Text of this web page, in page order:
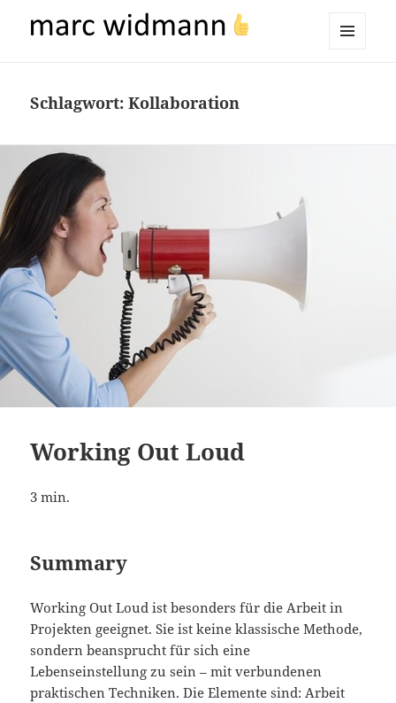
Schlagwort:Kollaboration
Working Out Loud
3 min.
Summary
Working Out Loud ist besonders für die Arbeit in
Projekten geeignet. Sie ist keine klassische Methode,
sondern beansprucht für sich eine
Lebenseinstellung zu sein – mit verbundenen
praktischen Techniken. Die Elemente sind: Arbeit